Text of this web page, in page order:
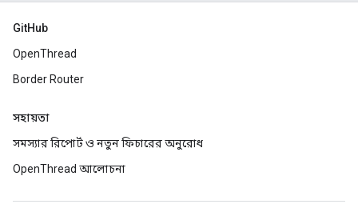
GitHub
OpenThread
Border Router
সহায়তা
সমস্যার রিপোর্ট ও নতুন ফিচারের অনুরোধ
OpenThread আলোচনা